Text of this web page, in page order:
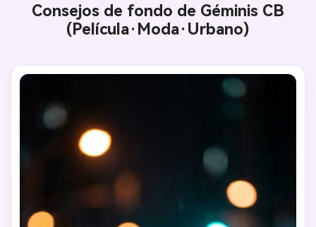
Consejos de fondo de Géminis CB
(Película·Moda·Urbano)